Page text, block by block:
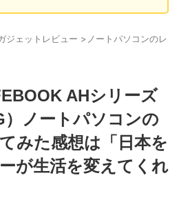
ジェットレビュー > ノートパソコンのレビ
AHシリーズ
）ノートパソコンの
みた感想は「日本を
が生活を変えてくれ